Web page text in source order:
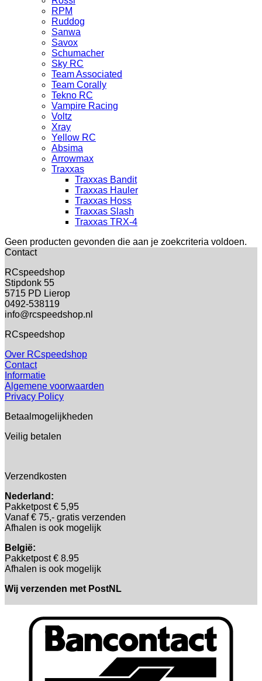
RPM
Ruddog
Sanwa
Savox
Schumacher
Sky RC
Team Associated
Team Corally
Tekno RC
Vampire Racing
Voltz
Xray
Yellow RC
Absima
Arrowmax
Traxxas
Traxxas Bandit
Traxxas Hauler
Traxxas Hoss
Traxxas Slash
Traxxas TRX-4
Geen producten gevonden die aan je zoekcriteria voldoen.
Contact
RCspeedshop
Stipdonk 55
5715 PD Lierop
0492-538119
info@rcspeedshop.nl
RCspeedshop
Over RCspeedshop
Contact
Informatie
Algemene voorwaarden
Privacy Policy
Betaalmogelijkheden
Veilig betalen
Verzendkosten
Nederland:
Pakketpost € 5,95
Vanaf € 75,- gratis verzenden
Afhalen is ook mogelijk
België:
Pakketpost € 8.95
Afhalen is ook mogelijk
Wij verzenden met PostNL